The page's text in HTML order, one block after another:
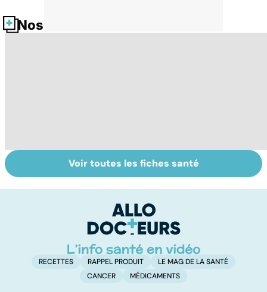
Nos fiches santé
Tout savoir sur le
cerveau
Staphylocoque
doré : une
surveillance
Voir toutes les fiches santé
RECETTES RAPPEL PRODUIT
LE MAG DE LA SANTÉ
CANCER
MÉDICAMENTS